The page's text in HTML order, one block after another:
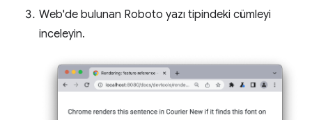
Web'de bulunan Roboto yazı tipindeki cümleyi
inceleyin.